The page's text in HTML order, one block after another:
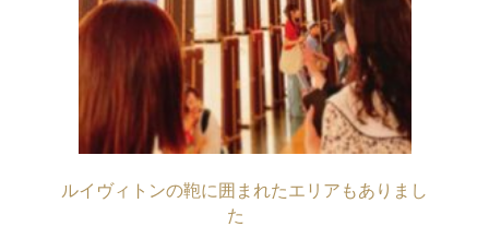
ルイヴィトンの鞄に囲まれたエリアもありまし
た